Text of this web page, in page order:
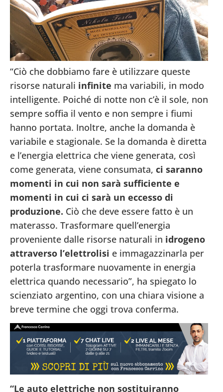
“Ciò che dobbiamo fare è utilizzare queste
risorse naturali infinite ma variabili, in modo
intelligente. Poiché di notte non c’è il sole, non
sempre soffia il vento e non sempre i fiumi
hanno portata. Inoltre, anche la domanda è
variabile e stagionale. Se la domanda è diretta
e l’energia elettrica che viene generata, così
come generata, viene consumata, ci saranno
momenti in cui non sarà sufficiente e
momenti in cui ci sarà un eccesso di
produzione. Ciò che deve essere fatto è un
materasso. Trasformare quell’energia
proveniente dalle risorse naturali in idrogeno
attraverso l’elettrolisi e immagazzinarla per
poterla trasformare nuovamente in energia
elettrica quando necessario”, ha spiegato lo
scienziato argentino, con una chiara visione a
breve termine che oggi trova conferma.
“Le auto elettriche non sostituiranno